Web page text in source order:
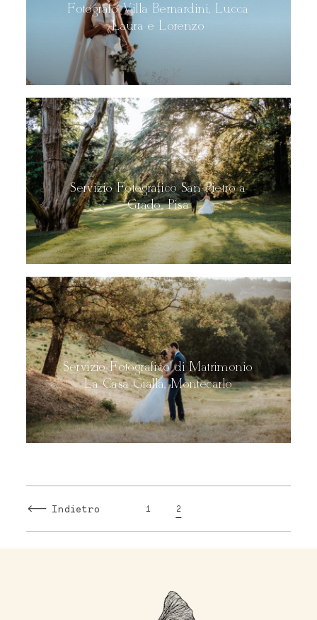
Fotografo Villa Bernardini, Lucca
Laura e Lorenzo
Servizio Fotografico San Pietro a
Grado, Pisa
Servizio Fotografico di Matrimonio
La Casa Gialla, Montecarlo
Indietro 1 2